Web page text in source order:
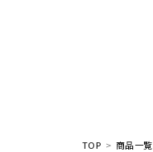
TOP 商品一覧